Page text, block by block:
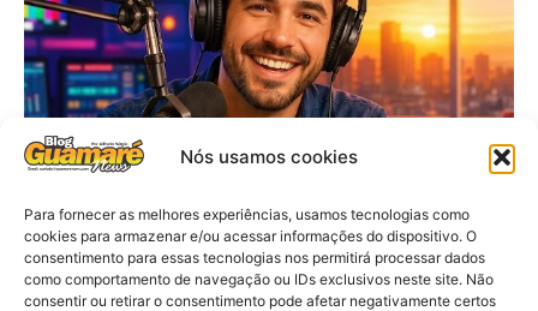
Nós usamos cookies
Para fornecer as melhores experiências, usamos tecnologias como
cookies para armazenar e/ou acessar informações do dispositivo. O
consentimento para essas tecnologias nos permitirá processar dados
como comportamento de navegação ou IDs exclusivos neste site. Não
consentir ou retirar o consentimento pode afetar negativamente certos